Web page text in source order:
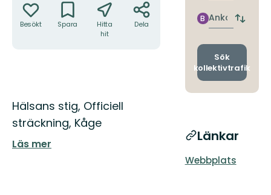
Besökt Spara
Hitta
hit
Dela
Beskrivning
Hälsans stig, Officiell
sträckning, Kåge
Läs mer
Ankomst
B
Byt
och
Sök
kollektivtrafik
Länkar
Webbplats